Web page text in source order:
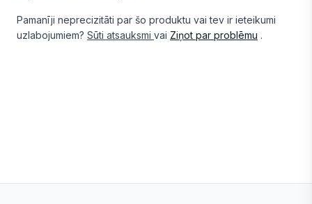
Pamanīji neprecizitāti par šo produktu vai tev ir ieteikumi
uzlabojumiem? Sūti atsauksmi vai Ziņot par problēmu .